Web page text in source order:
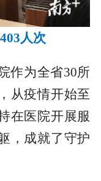
人次
为全省30所
从疫情开始至
在医院开展服
，成就了守护